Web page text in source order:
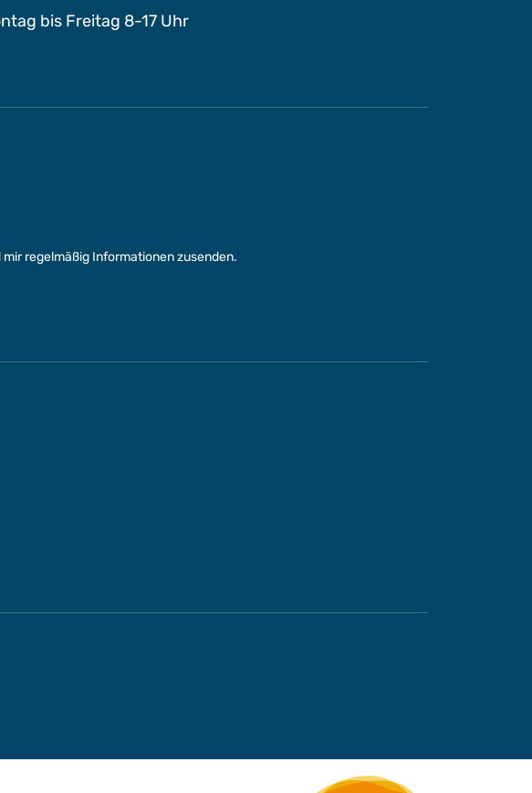
bis Freitag 8-17 Uhr
regelmäßig Informationen zusenden.